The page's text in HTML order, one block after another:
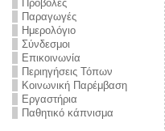
Προβολές
Παραγωγές
Ημερολόγιο
Σύνδεσμοι
Επικοινωνία
Περιηγήσεις Τόπων
Κοινωνική Παρέμβαση
Εργαστήρια
Παθητικό κάπνισμα
από την
την ημέρα
και
στο